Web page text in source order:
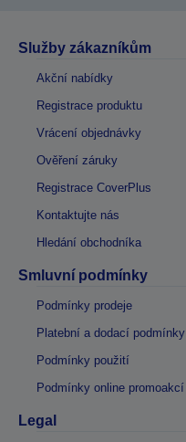
Služby zákazníkům
Akční nabídky
Registrace produktu
Vrácení objednávky
Ověření záruky
Registrace CoverPlus
Kontaktujte nás
Hledání obchodníka
Smluvní podmínky
Podmínky prodeje
Platební a dodací podmínky
Podmínky použití
Podmínky online promoakcí
Legal